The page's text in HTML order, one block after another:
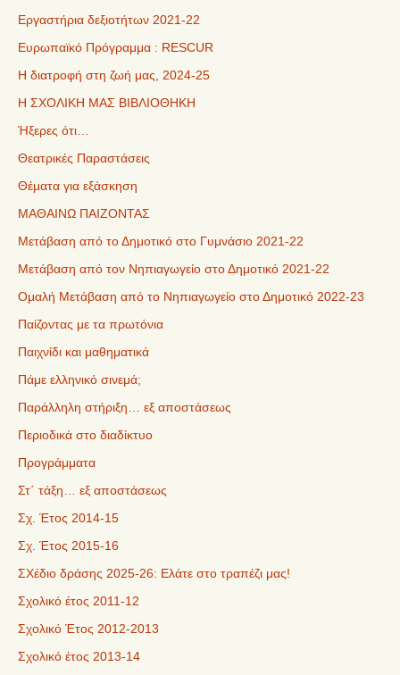
Εργαστήρια δεξιοτήτων 2021-22
Ευρωπαϊκό Πρόγραμμα : RESCUR
Η διατροφή στη ζωή μας, 2024-25
Η ΣΧΟΛΙΚΗ ΜΑΣ ΒΙΒΛΙΟΘΗΚΗ
Ήξερες ότι…
Θεατρικές Παραστάσεις
Θέματα για εξάσκηση
ΜΑΘΑΙΝΩ ΠΑΙΖΟΝΤΑΣ
Μετάβαση από το Δημοτικό στο Γυμνάσιο 2021-22
Μετάβαση από τον Νηπιαγωγείο στο Δημοτικό 2021-22
Ομαλή Μετάβαση από το Νηπιαγωγείο στο Δημοτικό 2022-23
Παίζοντας με τα πρωτόνια
Παιχνίδι και μαθηματικά
Πάμε ελληνικό σινεμά;
Παράλληλη στήριξη… εξ αποστάσεως
Περιοδικά στο διαδίκτυο
Προγράμματα
Στ΄ τάξη… εξ αποστάσεως
Σχ. Έτος 2014-15
Σχ. Έτος 2015-16
ΣΧέδιο δράσης 2025-26: Ελάτε στο τραπέζι μας!
Σχολικό έτος 2011-12
Σχολικό Έτος 2012-2013
Σχολικό έτος 2013-14